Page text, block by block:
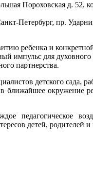
Пороховская д. 52,
Петербург, пр.
ребенка и
импульс для
партнерства.
детского сада,
ближайшее
педагогическое
детей, родителей и